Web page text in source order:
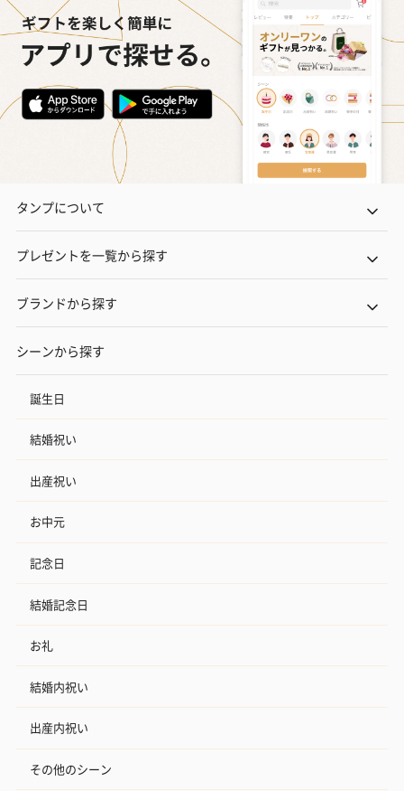
タンプについて
プレゼントを一覧から探す
ブランドから探す
シーンから探す
誕生日
結婚祝い
出産祝い
お中元
記念日
結婚記念日
お礼
結婚内祝い
出産内祝い
その他のシーン